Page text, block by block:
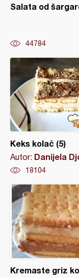
Salata od
44784
Keks kolač (5)
Autor: Danijela
18104
Kremaste griz